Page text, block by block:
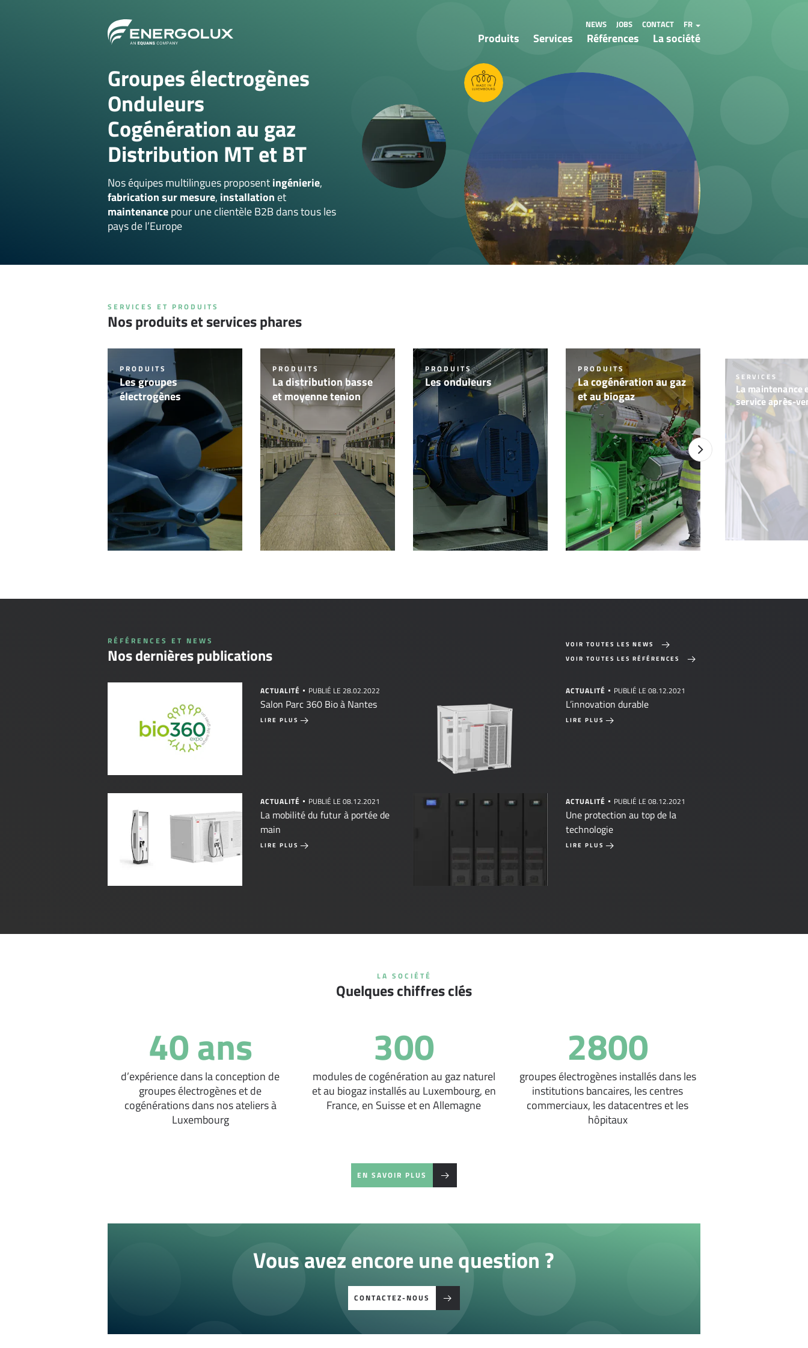
NEWS JOBS CONTACT FR
Produits
Groupes électrogènes
Onduleurs
Cogénération au gaz
Distributions MT/BT
Services Références La société
Groupes électrogènes
Onduleurs
Cogénération au gaz
Distribution MT et BT
Nos équipes multilingues proposentingénierie,
fabrication sur mesure, installation et
maintenancepour une clientèle B2B dans tous les
pays de l’Europe
SERVICES ET PRODUITS
Nos produits et services phares
PRODUITS
Les groupes
électrogènes
PRODUITS
La distribution basse
et moyenne tenion
PRODUITS
Les onduleurs
PRODUITS
La cogénération au gaz
et au biogaz
SERVICES
La maintenance
service après-
RÉFÉRENCES ET NEWS
Nos dernières publications
VOIR TOUTES LES NEWS
VOIR TOUTES LES RÉFÉRENCES
ACTUALITÉ PUBLIÉ LE 28.02.2022
Salon Parc 360 Bio à Nantes
LIRE PLUS
ACTUALITÉ PUBLIÉ LE 08.12.2021
L’innovation durable
LIRE PLUS
ACTUALITÉ PUBLIÉ LE 08.12.2021
La mobilité du futur à portée de
main
LIRE PLUS
ACTUALITÉ PUBLIÉ LE 08.12.2021
Une protection au top de la
technologie
LIRE PLUS
LA SOCIÉTÉ
Quelques chiffres clés
40 ans
d’expérience dans la conception de
groupes électrogènes et de
cogénérations dans nos ateliers à
Luxembourg
300
modules de cogénération au gaz naturel
et au biogaz installés au Luxembourg, en
France, en Suisse et en Allemagne
2800
groupes électrogènes installés dans les
institutions bancaires, les centres
commerciaux, les datacentres et les
hôpitaux
EN SAVOIR PLUS
Vous avez encore une question ?
CONTACTEZ-NOUS